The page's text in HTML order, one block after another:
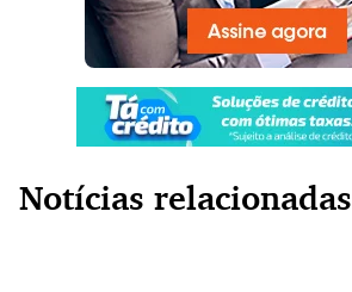
Notícias relacionadas